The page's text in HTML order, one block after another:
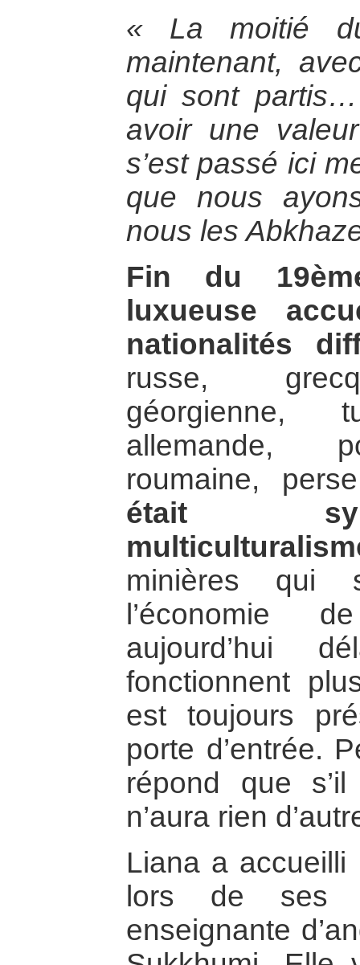
« La moitié
maintenant,
qui sont
avoir une
s’est passé ici
que nous
nous les
Fin du
luxueuse
nationalités
russe,
géorgienne,
allemande,
roumaine,
était
minières qui
l’économie
aujourd’hui
fonctionnent
est toujours
porte d’entrée.
répond que
n’aura rien
Liana a
lors de ses
enseignante